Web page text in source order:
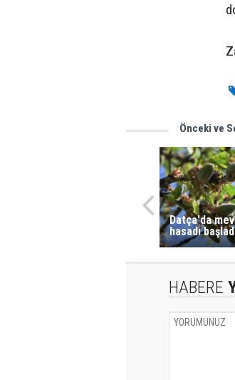
Önceki ve
Datça'da
hasadı
HABERE